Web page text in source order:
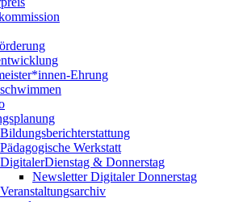
Ehrung
Bildungsberichterstattung
Pädagogische Werkstatt
DigitalerDienstag & Donnerstag
Newsletter Digitaler Donnerstag
Veranstaltungsarchiv